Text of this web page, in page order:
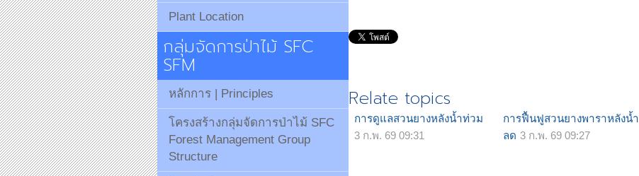
Relate topics
การดูแลสวนยางหลังน้ำท่วม
3 ก.พ. 69 09:31
การฟื้นฟูสวนยางพาราหลังน้ำ
ลด 3 ก.พ. 69 09:27
Plant Location
กลุ่มจัดการป่าไม้ SFC
SFM
หลักการ | Principles
โครงสร้างกลุ่มจัดการป่าไม้ SFC
Forest Management Group
Structure